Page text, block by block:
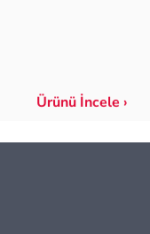
Ürünü İncele ›